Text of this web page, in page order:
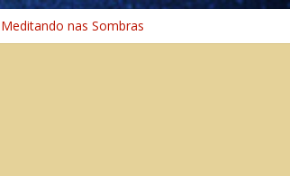
Meditando nas Sombras
Autosuficiência: A Jornada do Espírito Ancestral